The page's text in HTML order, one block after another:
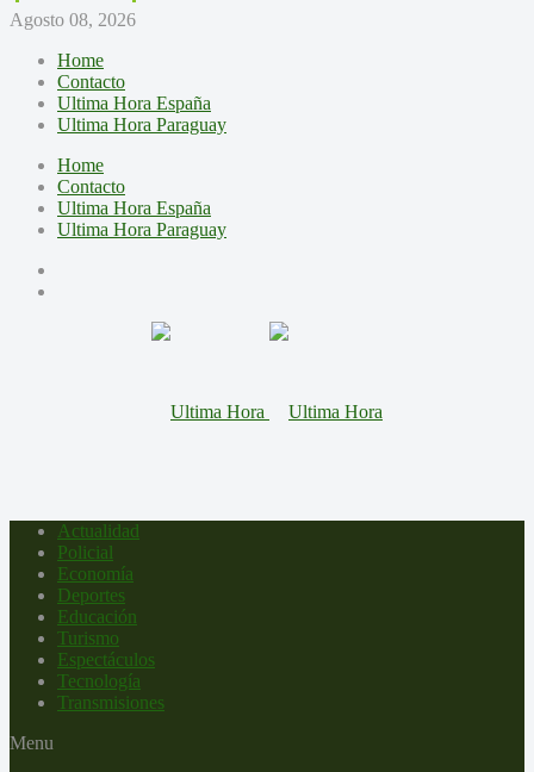
Agosto 08, 2026
Home
Contacto
Ultima Hora España
Ultima Hora Paraguay
Home
Contacto
Ultima Hora España
Ultima Hora Paraguay
Actualidad
Policial
Economía
Deportes
Educación
Turismo
Espectáculos
Tecnología
Transmisiones
Menu